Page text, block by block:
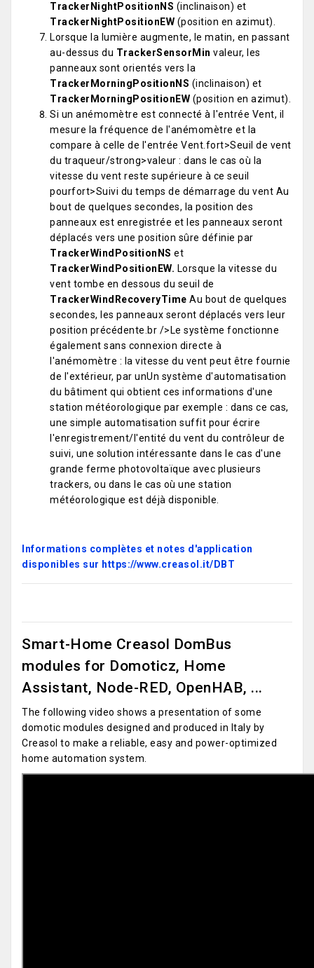
TrackerNightPositionNS (inclinaison) et
TrackerNightPositionEW (position en azimut).
Lorsque la lumière augmente, le matin, en passant
au-dessus du TrackerSensorMin valeur, les
panneaux sont orientés vers la
TrackerMorningPositionNS (inclinaison) et
TrackerMorningPositionEW (position en azimut).
Si un anémomètre est connecté à l'entrée Vent, il
mesure la fréquence de l'anémomètre et la
compare à celle de l'entrée Vent.fort>Seuil de vent
du traqueur/strong>valeur : dans le cas où la
vitesse du vent reste supérieure à ce seuil
pourfort>Suivi du temps de démarrage du vent Au
bout de quelques secondes, la position des
panneaux est enregistrée et les panneaux seront
déplacés vers une position sûre définie par
TrackerWindPositionNS et
TrackerWindPositionEW. Lorsque la vitesse du
vent tombe en dessous du seuil de
TrackerWindRecoveryTime Au bout de quelques
secondes, les panneaux seront déplacés vers leur
position précédente.br />Le système fonctionne
également sans connexion directe à
l'anémomètre : la vitesse du vent peut être fournie
de l'extérieur, par unUn système d'automatisation
du bâtiment qui obtient ces informations d'une
station météorologique par exemple : dans ce cas,
une simple automatisation suffit pour écrire
l'enregistrement/l'entité du vent du contrôleur de
suivi, une solution intéressante dans le cas d'une
grande ferme photovoltaïque avec plusieurs
trackers, ou dans le cas où une station
météorologique est déjà disponible.
Informations complètes et notes d'application
disponibles sur https://www.creasol.it/DBT
Smart-Home Creasol DomBus
modules for Domoticz, Home
Assistant, Node-RED, OpenHAB, ...
The following video shows a presentation of some
domotic modules designed and produced in Italy by
Creasol to make a reliable, easy and power-optimized
home automation system.